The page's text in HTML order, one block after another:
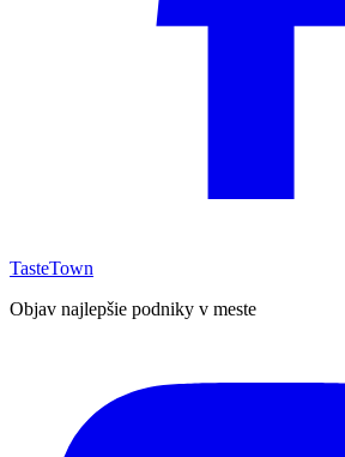
TasteTown
Objav najlepšie podniky v meste